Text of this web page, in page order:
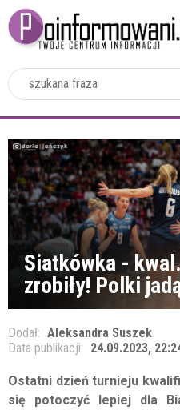
Siatkówka -
zrobiły! Polki
Dodał: Aleksandra Suszek
Data publikacji: 24.09.2023,
Ostatni dzień turnieju
się potoczyć lepiej dla